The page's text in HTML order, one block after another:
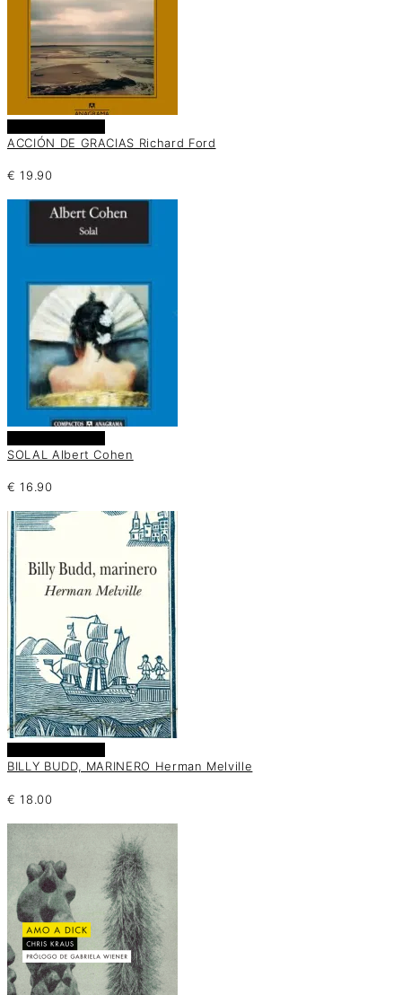
ACCIÓN DE GRACIAS Richard Ford
€ 19.90
SOLAL Albert Cohen
€ 16.90
BILLY BUDD, MARINERO Herman Melville
€ 18.00